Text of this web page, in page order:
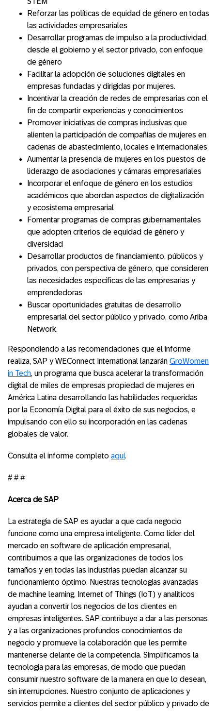
Reforzar las políticas de equidad de género en todas
las actividades empresariales
Desarrollar programas de impulso a la productividad,
desde el gobierno y el sector privado, con enfoque
de género
Facilitar la adopción de soluciones digitales en
empresas fundadas y dirigidas por mujeres.
Incentivar la creación de redes de empresarias con el
fin de compartir experiencias y conocimientos
Promover iniciativas de compras inclusivas que
alienten la participación de compañías de mujeres en
cadenas de abastecimiento, locales e internacionales
Aumentar la presencia de mujeres en los puestos de
liderazgo de asociaciones y cámaras empresariales
Incorporar el enfoque de género en los estudios
académicos que abordan aspectos de digitalización
y ecosistema empresarial
Fomentar programas de compras gubernamentales
que adopten criterios de equidad de género y
diversidad
Desarrollar productos de financiamiento, públicos y
privados, con perspectiva de género, que consideren
las necesidades específicas de las empresarias y
emprendedoras
Buscar oportunidades gratuitas de desarrollo
empresarial del sector público y privado, como Ariba
Network.
Respondiendo a las recomendaciones que el informe
realiza, SAP y WEConnect International lanzarán GroWomen
in Tech, un programa que busca acelerar la transformación
digital de miles de empresas propiedad de mujeres en
América Latina desarrollando las habilidades requeridas
por la Economía Digital para el éxito de sus negocios, e
impulsando con ello su incorporación en las cadenas
globales de valor.
Consulta el informe completo aquí.
# # #
Acerca de SAP
La estrategia de SAP es ayudar a que cada negocio
funcione como una empresa inteligente. Como líder del
mercado en software de aplicación empresarial,
contribuimos a que las organizaciones de todos los
tamaños y en todas las industrias puedan alcanzar su
funcionamiento óptimo. Nuestras tecnologías avanzadas
de machine learning, Internet of Things (IoT) y analíticos
ayudan a convertir los negocios de los clientes en
empresas inteligentes. SAP contribuye a dar a las personas
y a las organizaciones profundos conocimientos de
negocio y promueve la colaboración que les permite
mantenerse delante de la competencia. Simplificamos la
tecnología para las empresas, de modo que puedan
consumir nuestro software de la manera en que lo desean,
sin interrupciones. Nuestro conjunto de aplicaciones y
servicios permite a clientes del sector público y privado de